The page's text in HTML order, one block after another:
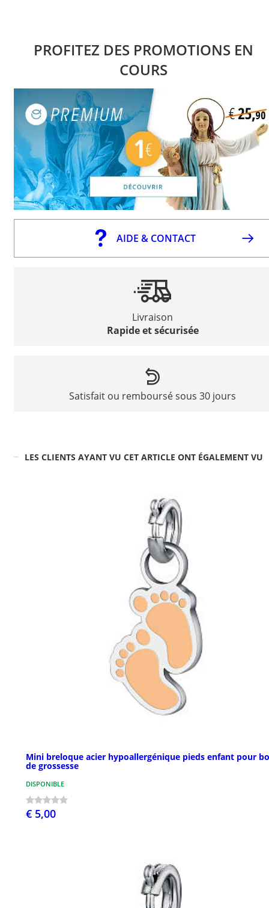
PROFITEZ DES PROMOTIONS EN
COURS
AIDE & CONTACT
Livraison
Rapide et sécurisée
Satisfait ou remboursé sous 30 jours
LES CLIENTS AYANT VU CET ARTICLE ONT ÉGALEMENT VU
Mini breloque acier hypoallergénique pieds enfant pour
de grossesse
DISPONIBLE
€ 5,00